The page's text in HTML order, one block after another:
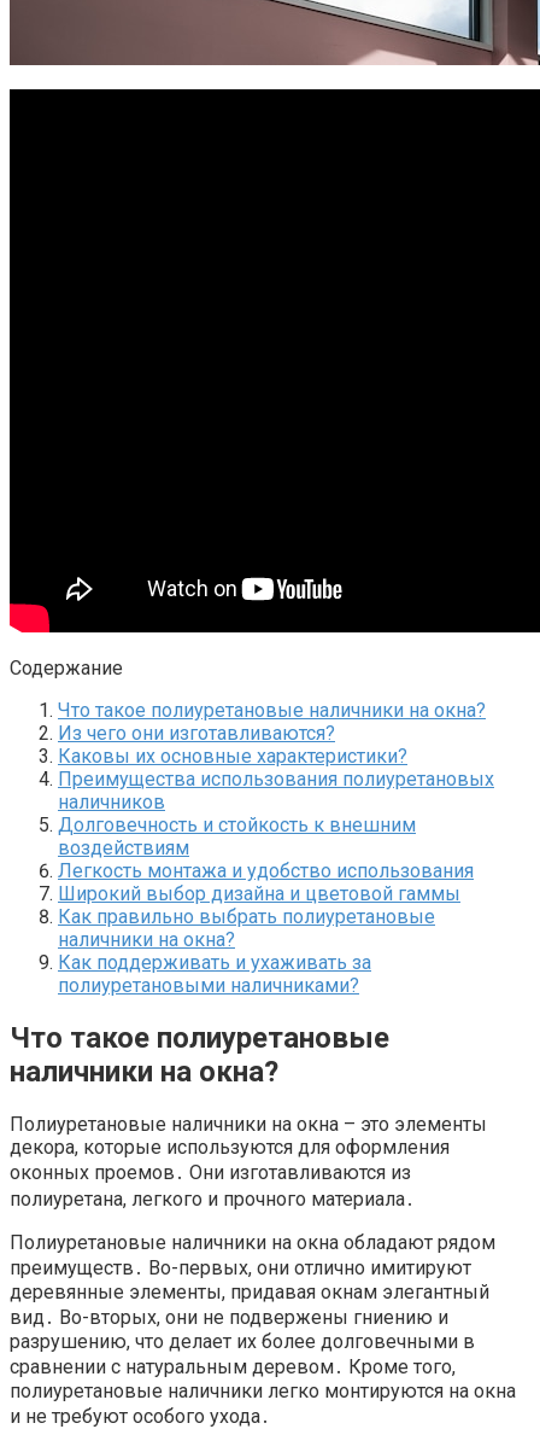
Содержание
Что такое полиуретановые наличники на окна?​
Из чего они изготавливаются?​
Каковы их основные характеристики?​
Преимущества использования полиуретановых
наличников
Долговечность и стойкость к внешним
воздействиям
Легкость монтажа и удобство использования
Широкий выбор дизайна и цветовой гаммы
Как правильно выбрать полиуретановые
наличники на окна?​
Как поддерживать и ухаживать за
полиуретановыми наличниками?​
Что такое полиуретановые
наличники на окна?​
Полиуретановые наличники на окна – это элементы
декора, которые используются для оформления
оконных проемов․ Они изготавливаются из
полиуретана, легкого и прочного материала․
Полиуретановые наличники на окна обладают рядом
преимуществ․ Во-первых, они отлично имитируют
деревянные элементы, придавая окнам элегантный
вид․ Во-вторых, они не подвержены гниению и
разрушению, что делает их более долговечными в
сравнении с натуральным деревом․ Кроме того,
полиуретановые наличники легко монтируются на окна
и не требуют особого ухода․